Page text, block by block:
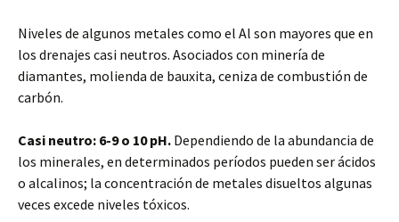
Niveles de algunos metales como el Al son mayores que en
los drenajes casi neutros. Asociados con minería de
diamantes, molienda de bauxita, ceniza de combustión de
carbón.
Casi neutro: 6-9 o 10 pH. Dependiendo de la abundancia de
los minerales, en determinados períodos pueden ser ácidos
o alcalinos; la concentración de metales disueltos algunas
veces excede niveles tóxicos.